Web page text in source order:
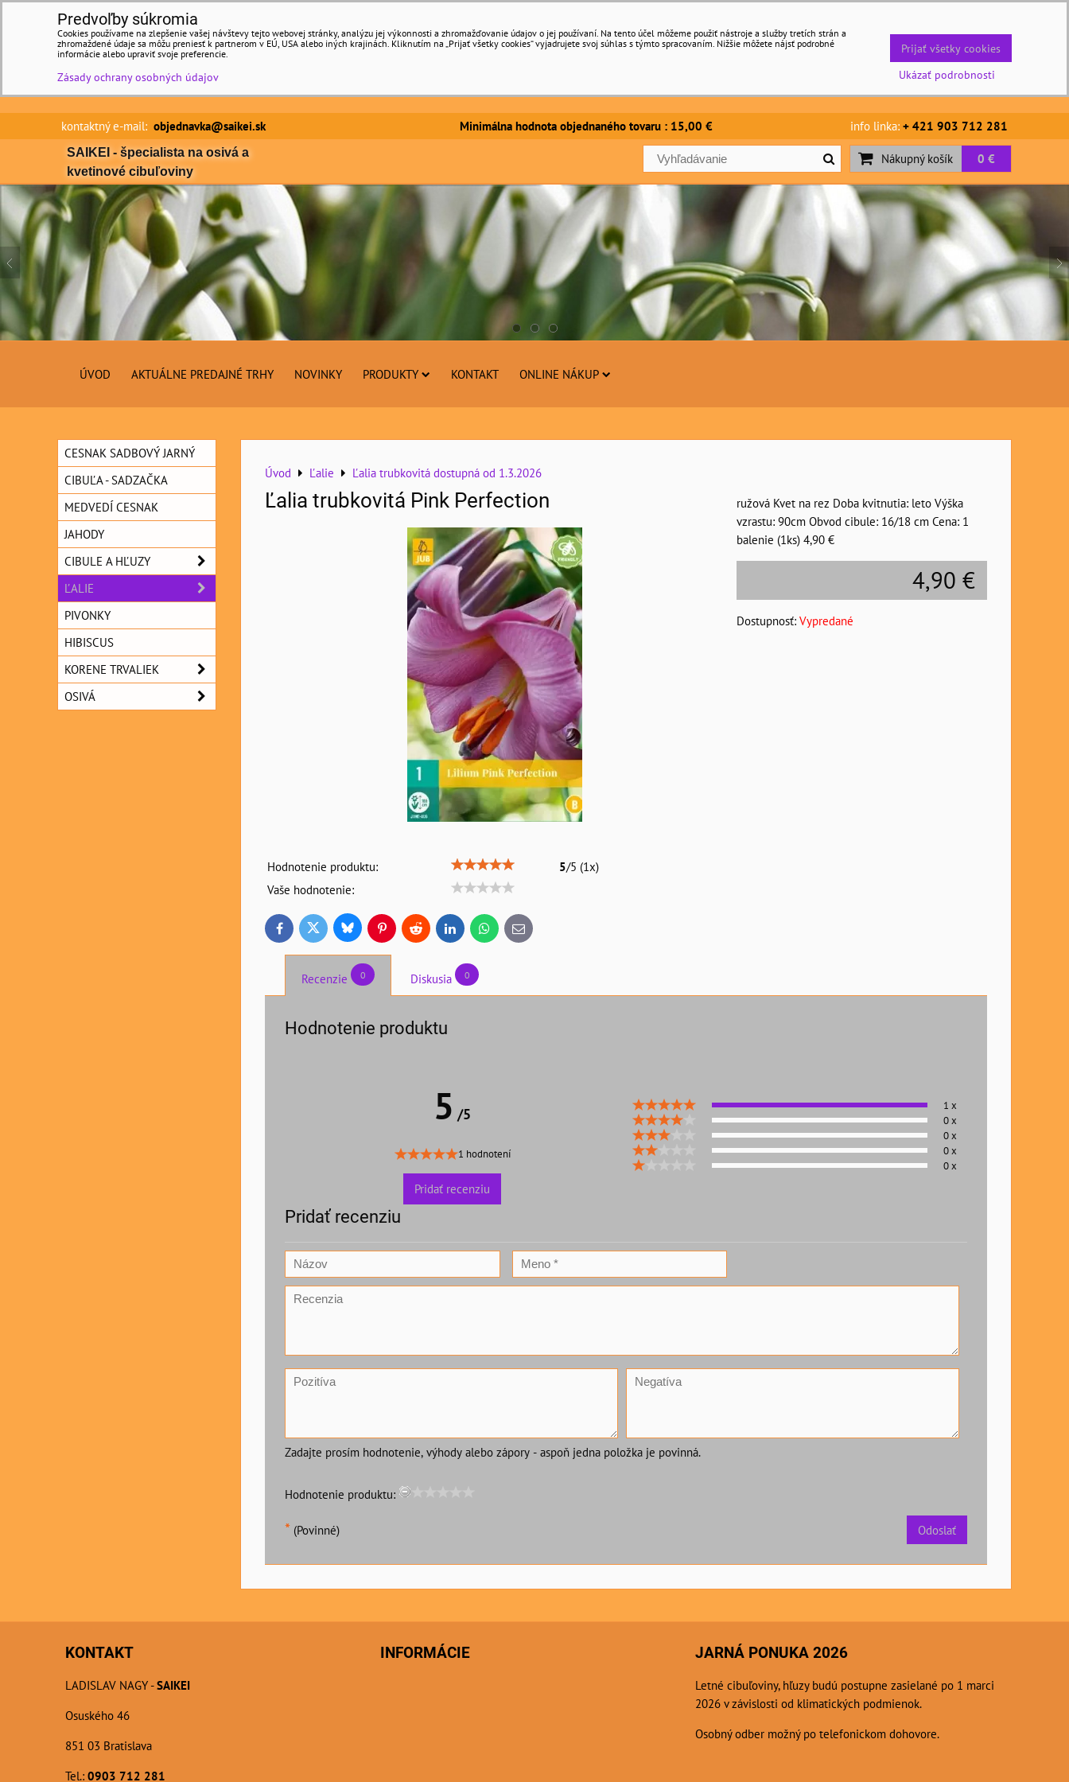
kontaktný e-mail: objednavka@saikei.sk Minimálna hodnota objednaného tovaru : 15,00 € info linka: + 421 903 712 281
SAIKEI - špecialista na osivá a
kvetinové cibuľoviny
Nákupný košík 0 €
ÚVOD AKTUÁLNE PREDAJNÉ TRHY NOVINKY PRODUKTY KONTAKT ONLINE NÁKUP
Úvod Ľalie Ľalia trubkovitá dostupná od 1.3.2026
Ľalia trubkovitá Pink Perfection
Hodnotenie produktu: 5/5 (1x)
Vaše hodnotenie:
ružová Kvet na rez Doba kvitnutia: leto Výška
vzrastu: 90cm Obvod cibule: 16/18 cm Cena: 1
balenie (1ks) 4,90 €
4,90 €
Dostupnosť: Vypredané
FacebookTwitter BlueskyPinterestReddit LinkedInWhatsApp
E-
mail
Recenzie 0 Diskusia 0
Hodnotenie produktu
5 /5
1 hodnotení
Pridať recenziu
1 x
0 x
0 x
0 x
0 x
Pridať recenziu
Zadajte prosím hodnotenie, výhody alebo zápory - aspoň jedna položka je povinná.
Hodnotenie produktu:
* (Povinné) Odoslať
CESNAK SADBOVÝ JARNÝ
CIBUĽA - SADZAČKA
MEDVEDÍ CESNAK
JAHODY
CIBULE A HĽUZY
ĽALIE
PIVONKY
HIBISCUS
KORENE TRVALIEK
OSIVÁ
KONTAKT
LADISLAV NAGY -SAIKEI
Osuského 46
851 03 Bratislava
Tel.: 0903 712 281
INFORMÁCIE JARNÁ PONUKA 2026
Letné cibuľoviny, hľuzy budú postupne zasielané po 1 marci
2026 v závislosti od klimatických podmienok.
Osobný odber možný po telefonickom dohovore.
Predvoľby súkromia
Cookies používame na zlepšenie vašej návštevy tejto webovej stránky, analýzu jej výkonnosti a zhromažďovanie údajov o jej používaní. Na tento účel môžeme použiť nástroje a služby tretích strán a
zhromaždené údaje sa môžu preniesť k partnerom v EÚ, USA alebo iných krajinách. Kliknutím na „Prijať všetky cookies“ vyjadrujete svoj súhlas s týmto spracovaním. Nižšie môžete nájsť podrobné
informácie alebo upraviť svoje preferencie.
Zásady ochrany osobných údajov Ukázať podrobnosti
Prijať všetky cookies